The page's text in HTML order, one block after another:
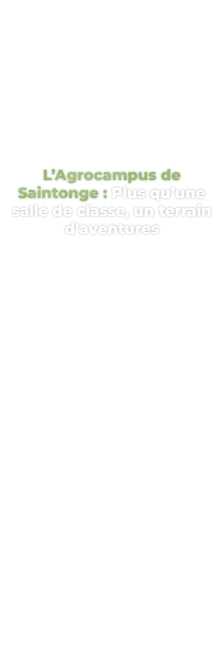
L’Agrocampus de
Saintonge : Plus qu’une
salle de classe, un terrain
d’aventures